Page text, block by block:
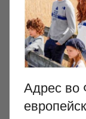
Адрес во